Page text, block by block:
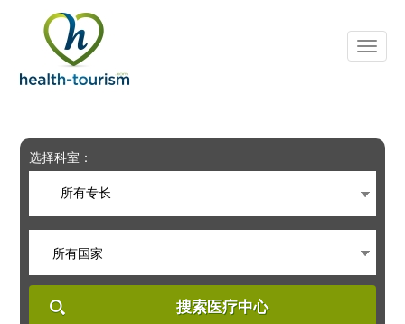
includes
system.
选择科室：
所有专长
所有国家
搜索医疗中心